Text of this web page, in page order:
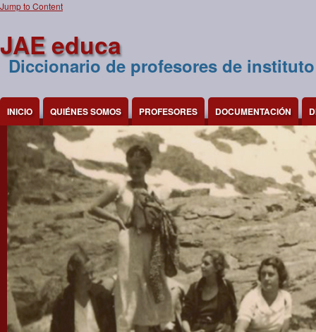
Jump to Content
JAE educa
Diccionario de profesores de
INICIO QUIÉNES SOMOS PROFESORES DOCUMENTACIÓN